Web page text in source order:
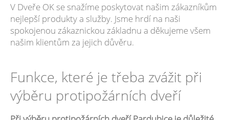
V Dveře OK se snažíme poskytovat našim zákazníkům
nejlepší produkty a služby. Jsme hrdí na naši
spokojenou zákaznickou základnu a děkujeme všem
našim klientům za jejich důvěru.
Funkce, které je třeba zvážit při
výběru protipožárních dveří